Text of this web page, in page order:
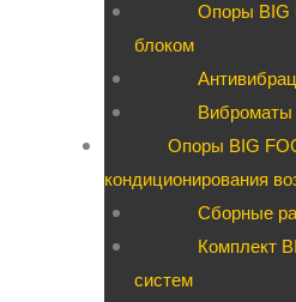
Опоры BIG
блоком
Виброматы
Опоры BIG
кондиционирования
Сборные
Комплект
систем